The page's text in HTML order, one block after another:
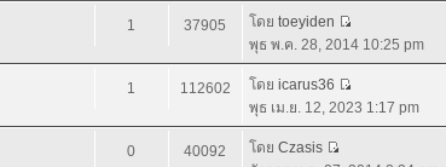
1 37905 โดย toeyiden
พุธ พ.ค. 28, 2014 10:25 pm
1 112602 โดย icarus36
พุธ เม.ย. 12, 2023 1:17 pm
0 40092 โดย Czasis